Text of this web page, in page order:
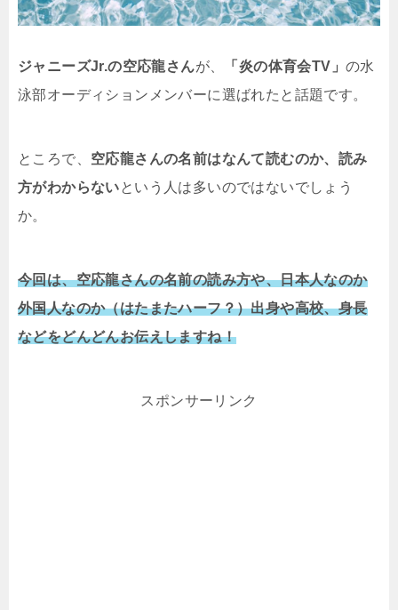
ジャニーズJr.の空応龍さんが、 「炎の体育会TV」の水
泳部オーディションメンバーに選ばれたと話題です。
ところで、 空応龍さんの名前はなんて読むのか、読み
方がわからないという人は多いのではないでしょう
か。
今回は、空応龍さんの名前の読み方や、日本人なのか
外国人なのか（はたまたハーフ？）出身や高校、身長
などをどんどんお伝えしますね！
スポンサーリンク